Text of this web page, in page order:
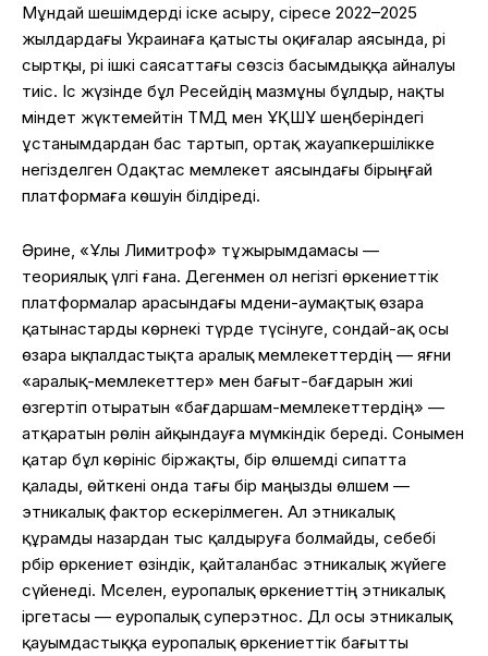
Мұндай шешімдерді іске асыру, әсіресе 2022–2025
жылдардағы Украинаға қатысты оқиғалар аясында, әрі
сыртқы, әрі ішкі саясаттағы сөзсіз басымдыққа айналуы
тиіс. Іс жүзінде бұл Ресейдің мазмұны бұлдыр, нақты
міндет жүктемейтін ТМД мен ҰҚШҰ шеңберіндегі
ұстанымдардан бас тартып, ортақ жауапкершілікке
негізделген Одақтас мемлекет аясындағы бірыңғай
платформаға көшуін білдіреді.
Әрине, «Ұлы Лимитроф» тұжырымдамасы —
теориялық үлгі ғана. Дегенмен ол негізгі өркениеттік
платформалар арасындағы мәдени-аумақтық өзара
қатынастарды көрнекі түрде түсінуге, сондай-ақ осы
өзара ықпалдастықта аралық мемлекеттердің — яғни
«аралық-мемлекеттер» мен бағыт-бағдарын жиі
өзгертіп отыратын «бағдаршам-мемлекеттердің» —
атқаратын рөлін айқындауға мүмкіндік береді. Сонымен
қатар бұл көрініс біржақты, бір өлшемді сипатта
қалады, өйткені онда тағы бір маңызды өлшем —
этникалық фактор ескерілмеген. Ал этникалық
құрамды назардан тыс қалдыруға болмайды, себебі
әрбір өркениет өзіндік, қайталанбас этникалық жүйеге
сүйенеді. Мәселен, еуропалық өркениеттің этникалық
іргетасы — еуропалық суперэтнос. Дәл осы этникалық
қауымдастыққа еуропалық өркениеттік бағытты